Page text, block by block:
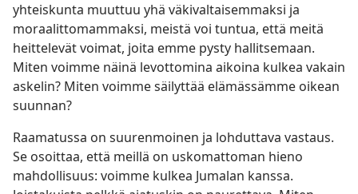
yhteiskunta muuttuu yhä väkivaltaisemmaksi ja
moraalittomammaksi, meistä voi tuntua, että meitä
heittelevät voimat, joita emme pysty hallitsemaan.
Miten voimme näinä levottomina aikoina kulkea vakain
askelin? Miten voimme säilyttää elämässämme oikean
suunnan?
Raamatussa on suurenmoinen ja lohduttava vastaus.
Se osoittaa, että meillä on uskomattoman hieno
mahdollisuus: voimme kulkea Jumalan kanssa.